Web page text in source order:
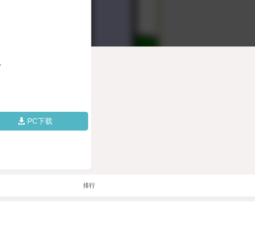
PC下载
排行